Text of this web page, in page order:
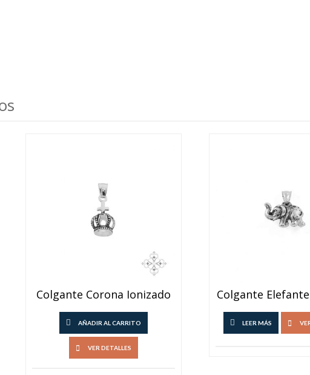
Colgante Corona Ionizado
AÑADIR AL CARRITO
VER DETALLES
Colgante
LEER MÁS